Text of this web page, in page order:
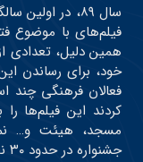
سال ۸۹، در
فیلم‌های با موضوع
همین دلیل، تعدادی
خود، برای رساندن
فعالان فرهنگی چند
کردند این فیلم‌ها
مسجد، هیئت و…